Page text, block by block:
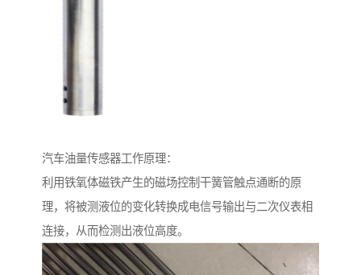
汽车油量传感器工作原理：
利用铁氧体磁铁产生的磁场控制干簧管触点通断的原
理，将被测液位的变化转换成电信号输出与二次仪表相
连接，从而检测出液位高度。